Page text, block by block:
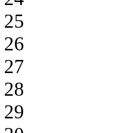
25
26
27
28
29